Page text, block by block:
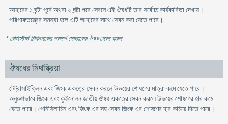
আহারের ১ ঘন্টা পূর্বে অথবা ২ ঘন্টা পরে সেবনে এই ঔষধটি তার সর্বোচ্চ কার্যকারিতা দেখায়।
পরিপাকতন্ত্রের সমস্যা হলে এটি আহারের সাথে সেবন করা যেতে পারে।
* রেজিস্টার্ড চিকিৎসকের পরামর্শ মোতাবেক ঔষধ সেবন করুন'
ঔষধের মিথষ্ক্রিয়া
টেট্রাসাইক্লিন এবং জিংক একত্রে সেবন করলে উভয়ের শোষণের মাত্রা কমে যেতে পারে।
অনুরুপভাবে জিংক এবং কুইনোলন জাতীয় ঔষধ একত্রে সেবন করলে উভয়ের শোষণের হার কমে
যেতে পারে। পেনিসিলামিন এবং জিংক এর সহ সেবন জিংক এর শোষণের হার কমিয়ে দিতে পারে।